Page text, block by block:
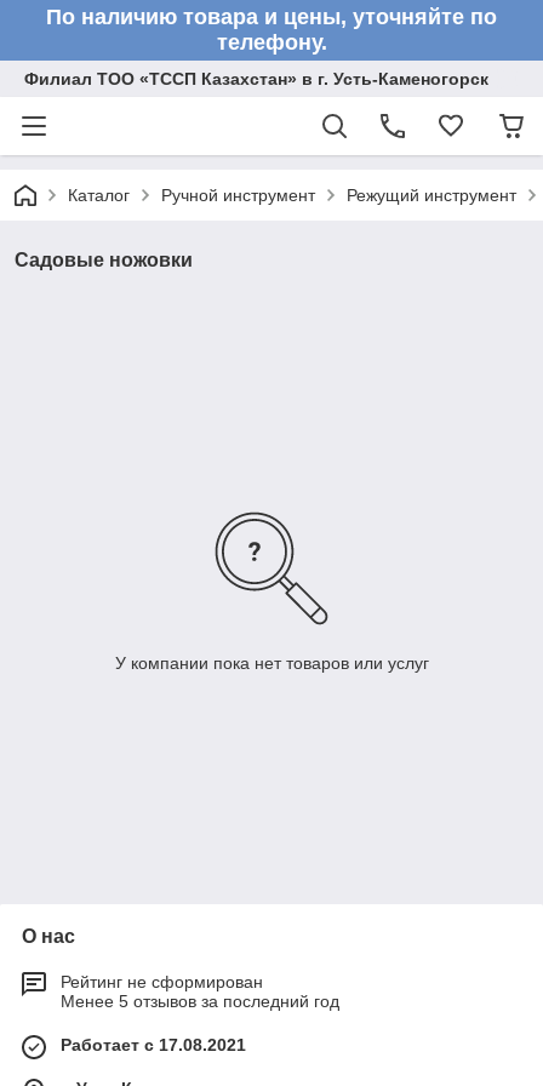
По наличию товара и цены, уточняйте по
телефону.
Филиал ТОО «ТССП Казахстан» в г. Усть-Каменогорск
Каталог Ручной инструмент Режущий инструмент
Садовые ножовки
У компании пока нет товаров или услуг
О нас
Рейтинг не сформирован
Менее 5 отзывов за последний год
Работает с 17.08.2021